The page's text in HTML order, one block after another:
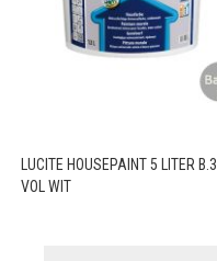
LUCITE HOUSEPAINT 5 LITER B.3
VOL WIT